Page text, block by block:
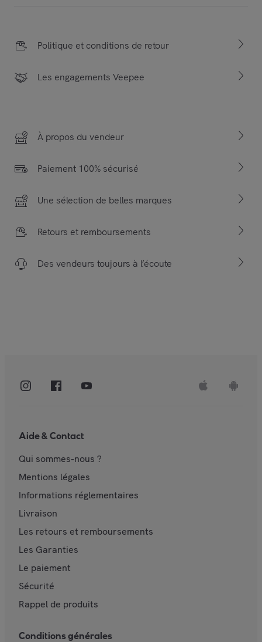
Politique et conditions de retour
Les engagements Veepee
À propos du vendeur
Paiement 100% sécurisé
Une sélection de belles marques
Retours et remboursements
Des vendeurs toujours à l’écoute
Aide & Contact
Qui sommes-nous ?
Mentions légales
Informations réglementaires
Livraison
Les retours et remboursements
Les Garanties
Le paiement
Sécurité
Rappel de produits
Conditions générales